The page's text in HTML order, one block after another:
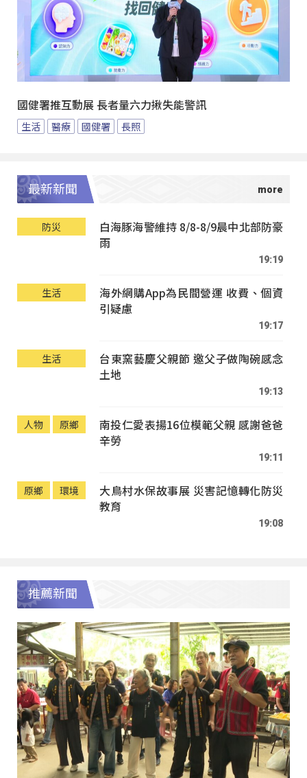
國健署推互動展 長者量六力揪失能警訊
生活 醫療 國健署 長照
最新新聞
防災
白海豚海警維持 8/8-8/9晨中北部防豪
雨
19:19
生活
海外網購App為民間營運 收費、個資
引疑慮
19:17
生活
台東窯藝慶父親節 邀父子做陶碗感念
土地
19:13
人物 原鄉
南投仁愛表揚16位模範父親 感謝爸爸
辛勞
19:11
原鄉 環境
大鳥村水保故事展 災害記憶轉化防災
教育
19:08
推薦新聞